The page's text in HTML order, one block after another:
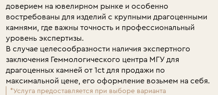
доверием на ювелирном рынке и особенно
востребованы для изделий с крупными драгоценными
камнями, где важны точность и профессиональный
уровень экспертизы.
В случае целесообразности наличия экспертного
заключения Геммологического центра МГУ для
драгоценных камней от 1ct для продажи по
максимальной цене, его оформление возьмем на себя.
*Услуга предоставляется при выборе варианта